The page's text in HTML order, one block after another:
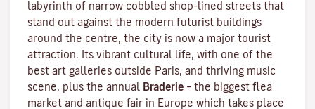
labyrinth of narrow cobbled shop-lined streets that
stand out against the modern futurist buildings
around the centre, the city is now a major tourist
attraction. Its vibrant cultural life, with one of the
best art galleries outside Paris, and thriving music
scene, plus the annual Braderie – the biggest flea
market and antique fair in Europe which takes place